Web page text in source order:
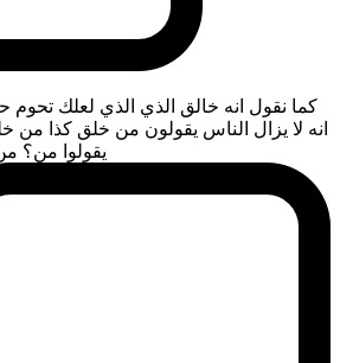
كما نقول انه خالق الذي الذي لعلك
انه لا يزال الناس يقولون من خلق كذا من
يقولوا من؟